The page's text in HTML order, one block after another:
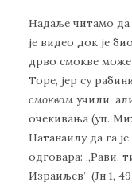
Надаље читамо да
је видео док је
дрво смокве може
Торе, јер су
смоквом учили,
очекивања (уп.
Натанаилу да га
одговара: „Рави,
Израиљев” (Јн 1,